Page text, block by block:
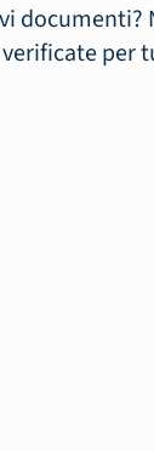
documenti?
verificate